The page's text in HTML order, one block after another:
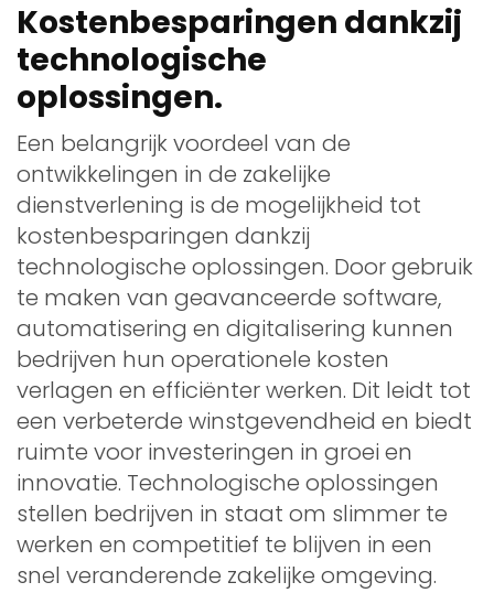
Kostenbesparingen dankzij
technologische
oplossingen.
Een belangrijk voordeel van de
ontwikkelingen in de zakelijke
dienstverlening is de mogelijkheid tot
kostenbesparingen dankzij
technologische oplossingen. Door gebruik
te maken van geavanceerde software,
automatisering en digitalisering kunnen
bedrijven hun operationele kosten
verlagen en efficiënter werken. Dit leidt tot
een verbeterde winstgevendheid en biedt
ruimte voor investeringen in groei en
innovatie. Technologische oplossingen
stellen bedrijven in staat om slimmer te
werken en competitief te blijven in een
snel veranderende zakelijke omgeving.